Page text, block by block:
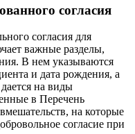
согласия
согласия для
важные разделы,
В нем указываются
и дата рождения, а
на виды
в Перечень
на которые
согласие при